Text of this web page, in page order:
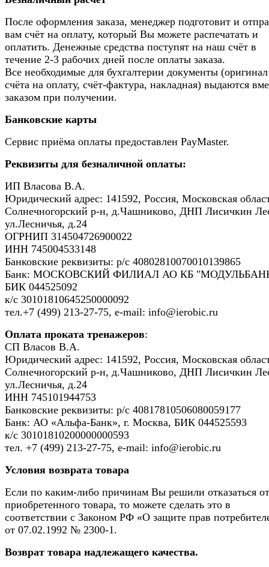
После оформления заказа, менеджер подготовит и
вам счёт на оплату, который Вы можете распечатать и
оплатить. Денежные средства поступят на наш счёт в
течение 2-3 рабочих дней после оплаты заказа.
Все необходимые для бухгалтерии документы (оригинал
счёта на оплату, счёт-фактура, накладная) выдаются
заказом при получении.
Банковские карты
Сервис приёма оплаты предоставлен PayMaster.
Реквизиты для безналичной оплаты:
ИП Власова В.А.
Юридический адрес: 141592, Россия, Московская
Солнечногорский р-н, д.Чашниково, ДНП Лисичкин
ул.Лесничья, д.24
ОГРНИП 314504726900022
ИНН 745004533148
Банковские реквизиты: р/с 40802810070010139865
Банк: МОСКОВСКИЙ ФИЛИАЛ АО КБ
БИК 044525092
к/с 30101810645250000092
тел.+7 (499) 213-27-75, e-mail: info@ierobic.ru
Оплата проката тренажеров:
СП Власов В.А.
Юридический адрес: 141592, Россия, Московская
Солнечногорский р-н, д.Чашниково, ДНП Лисичкин
ул.Лесничья, д.24
ИНН 745101944753
Банковские реквизиты: р/с 40817810506080059177
Банк: АО «Альфа-Банк», г. Москва, БИК 044525593
к/с 30101810200000000593
тел. +7 (499) 213-27-75, e-mail: info@ierobic.ru
Условия возврата товара
Если по каким-либо причинам Вы решили отказаться от
приобретенного товара, то можете сделать это в
соответствии с Законом РФ «О защите прав
от 07.02.1992 № 2300-1.
Возврат товара надлежащего качества.